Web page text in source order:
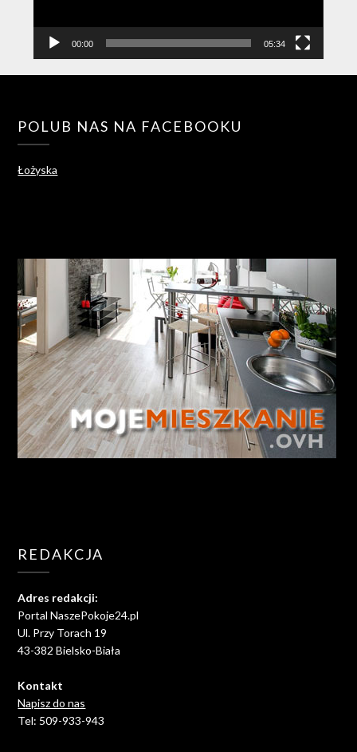
00:00 05:34
POLUB NAS NA FACEBOOKU
Łożyska
REDAKCJA
Adres redakcji:
Portal NaszePokoje24.pl
Ul. Przy Torach 19
43-382 Bielsko-Biała
Kontakt
Napisz do nas
Tel: 509-933-943